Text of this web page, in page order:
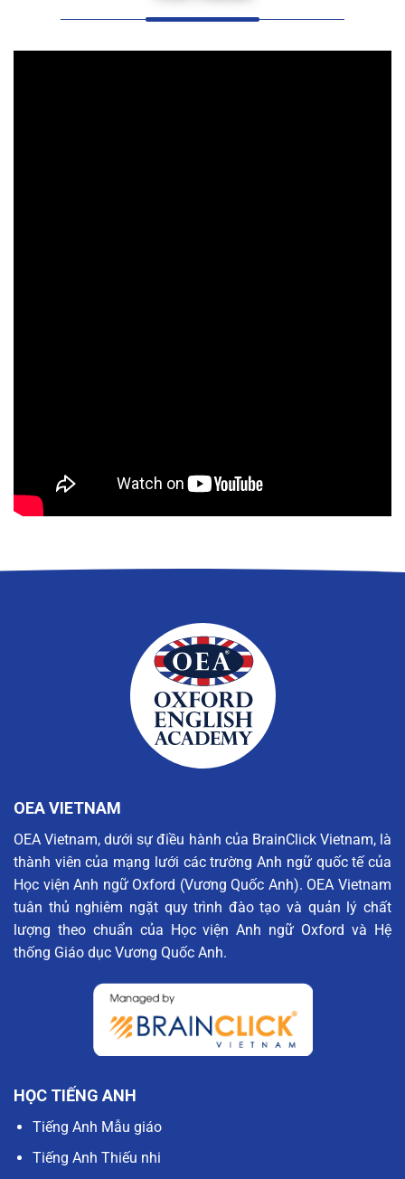
OEA VIETNAM
OEA Vietnam, dưới sự điều hành của BrainClick Vietnam, là
thành viên của mạng lưới các trường Anh ngữ quốc tế của
Học viện Anh ngữ Oxford (Vương Quốc Anh). OEA Vietnam
tuân thủ nghiêm ngặt quy trình đào tạo và quản lý chất
lượng theo chuẩn của Học viện Anh ngữ Oxford và Hệ
thống Giáo dục Vương Quốc Anh.
HỌC TIẾNG ANH
Tiếng Anh Mẫu giáo
Tiếng Anh Thiếu nhi